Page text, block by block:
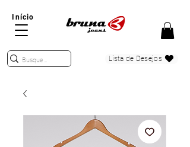
Início
Lista de Desejos